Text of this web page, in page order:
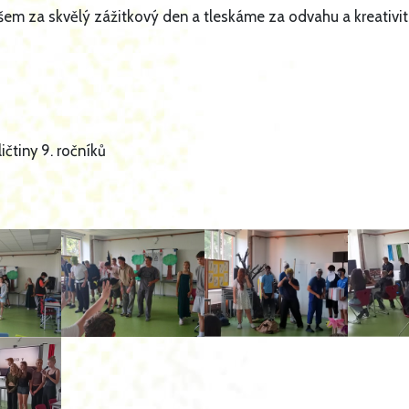
za skvělý zážitkový den a tleskáme za odvahu a
9. ročníků